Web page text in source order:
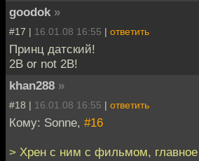
goodok »
#17 | 16.01.08 16:55 | ответить
Принц датский!
2B or not 2B!
khan288 »
#18 | 16.01.08 16:55 | ответить
Кому: Sonne, #16
> Хрен с ним с фильмом, главное